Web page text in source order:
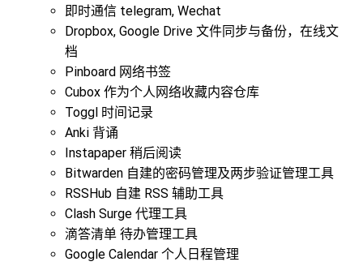
即时通信 telegram, Wechat
Dropbox, Google Drive 文件同步与备份，在线文
档
Pinboard 网络书签
Cubox 作为个人网络收藏内容仓库
Toggl 时间记录
Anki 背诵
Instapaper 稍后阅读
Bitwarden 自建的密码管理及两步验证管理工具
RSSHub 自建 RSS 辅助工具
Clash Surge 代理工具
滴答清单 待办管理工具
Google Calendar 个人日程管理